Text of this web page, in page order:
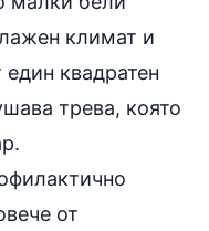
климат и
квадратен
трева, която
от